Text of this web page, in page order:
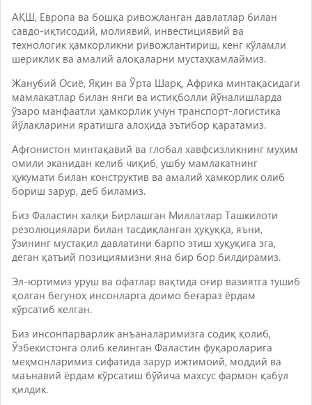
АҚШ, Европа ва бошқа ривожланган давлатлар билан
савдо-иқтисодий, молиявий, инвестициявий ва
технологик ҳамкорликни ривожлантириш, кенг кўламли
шериклик ва амалий алоқаларни мустаҳкамлаймиз.
Жанубий Осиё, Яқин ва Ўрта Шарқ, Африка минтақасидаги
мамлакатлар билан янги ва истиқболли йўналишларда
ўзаро манфаатли ҳамкорлик учун транспорт-логистика
йўлакларини яратишга алоҳида эътибор қаратамиз.
Афғонистон минтақавий ва глобал хавфсизликнинг муҳим
омили эканидан келиб чиқиб, ушбу мамлакатнинг
ҳукумати билан конструктив ва амалий ҳамкорлик олиб
бориш зарур, деб биламиз.
Биз Фаластин халқи Бирлашган Миллатлар Ташкилоти
резолюциялари билан тасдиқланган ҳуқуққа, яъни,
ўзининг мустақил давлатини барпо этиш ҳуқуқига эга,
деган қатъий позициямизни яна бир бор билдирамиз.
Эл-юртимиз уруш ва офатлар вақтида оғир вазиятга тушиб
қолган бегуноҳ инсонларга доимо беғараз ёрдам
кўрсатиб келган.
Биз инсонпарварлик анъаналаримизга содиқ қолиб,
Ўзбекистонга олиб келинган Фаластин фуқароларига
меҳмонларимиз сифатида зарур ижтимоий, моддий ва
маънавий ёрдам кўрсатиш бўйича махсус фармон қабул
қилдик.